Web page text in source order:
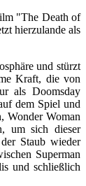
"The Death of
hierzulande als
und stürzt
Kraft, die von
als Doomsday
dem Spiel und
Wonder Woman
um sich dieser
Staub wieder
Superman
und schließlich